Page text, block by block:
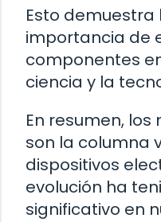
Esto
importancia de
componentes
ciencia y la
En resumen,
son la columna
dispositivos
evolución ha
significativo en